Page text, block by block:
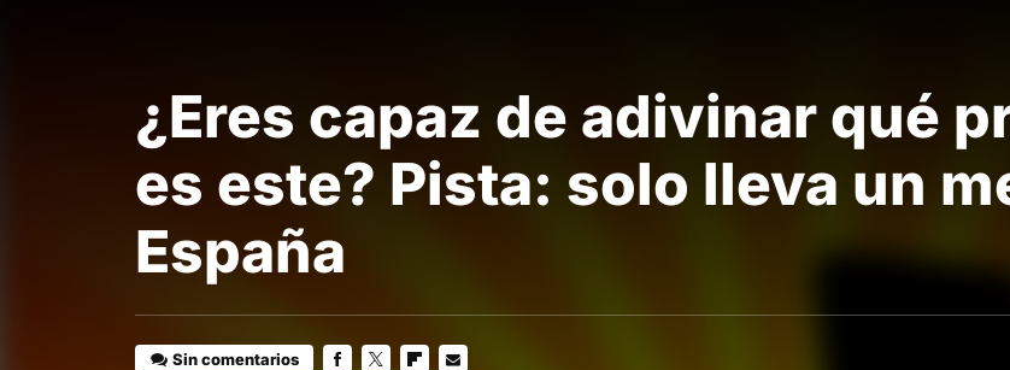
¿Eres capaz de adivinar qué
es este? Pista: solo lleva un
España
Sin comentarios